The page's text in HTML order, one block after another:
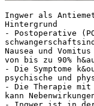
Ingwer als
Hintergrund
- Postoperative
Nausea und
von bis zu 90%
- Die Symptome
psychische und
- Die Therapie mit
kann